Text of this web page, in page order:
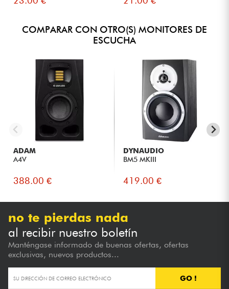
COMPARAR CON OTRO(S) MONITORES DE
ESCUCHA
ADAM
A4V
388.00 €
DYNAUDIO
BM5 MKIII
419.00 €
no te pierdas nada
al recibir nuestro boletín
Manténgase informado de buenas ofertas, ofertas
exclusivas, nuevos productos...
GO !